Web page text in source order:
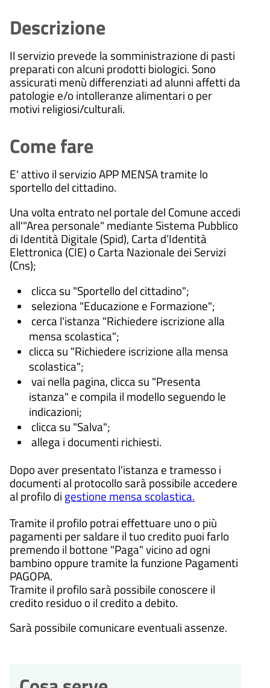
Descrizione
Il servizio prevede la somministrazione di pasti
preparati con alcuni prodotti biologici. Sono
assicurati menù differenziati ad alunni affetti da
patologie e/o intolleranze alimentari o per
motivi religiosi/culturali.
Come fare
E' attivo il servizio APP MENSA tramite lo
sportello del cittadino.
Una volta entrato nel portale del Comune accedi
all'"Area personale" mediante Sistema Pubblico
di Identità Digitale (Spid), Carta d’Identità
Elettronica (CIE) o Carta Nazionale dei Servizi
(Cns);
clicca su "Sportello del cittadino";
seleziona "Educazione e Formazione";
cerca l'istanza "Richiedere iscrizione alla
mensa scolastica";
clicca su "Richiedere iscrizione alla mensa
scolastica";
vai nella pagina, clicca su "Presenta
istanza" e compila il modello seguendo le
indicazioni;
clicca su "Salva";
allega i documenti richiesti.
Dopo aver presentato l'istanza e tramesso i
documenti al protocollo sarà possibile accedere
al profilo di gestione mensa scolastica.
Tramite il profilo potrai effettuare uno o più
pagamenti per saldare il tuo credito puoi farlo
premendo il bottone "Paga" vicino ad ogni
bambino oppure tramite la funzione Pagamenti
PAGOPA.
Tramite il profilo sarà possibile conoscere il
credito residuo o il credito a debito.
Sarà possibile comunicare eventuali assenze.